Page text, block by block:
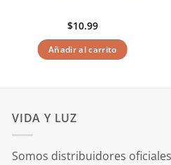
$10.99
Añadir al carrito
VIDA Y LUZ
Somos distribuidores